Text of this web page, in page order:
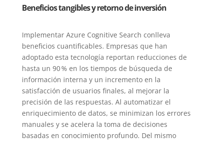
Beneficios tangibles y retorno de inversión
Implementar Azure Cognitive Search conlleva
beneficios cuantificables. Empresas que han
adoptado esta tecnología reportan reducciones de
hasta un 90 % en los tiempos de búsqueda de
información interna y un incremento en la
satisfacción de usuarios finales, al mejorar la
precisión de las respuestas. Al automatizar el
enriquecimiento de datos, se minimizan los errores
manuales y se acelera la toma de decisiones
basadas en conocimiento profundo. Del mismo